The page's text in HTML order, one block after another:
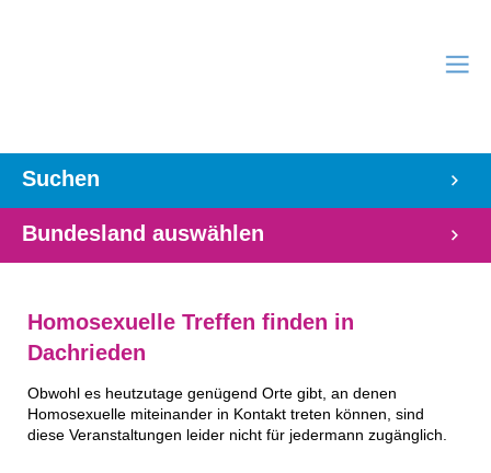
Suchen
Bundesland auswählen
Homosexuelle Treffen finden in
Dachrieden
Obwohl es heutzutage genügend Orte gibt, an denen
Homosexuelle miteinander in Kontakt treten können, sind
diese Veranstaltungen leider nicht für jedermann zugänglich.